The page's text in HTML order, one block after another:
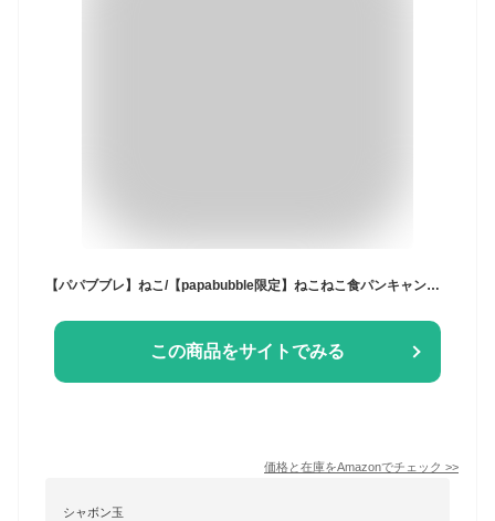
【パパブブレ】ねこ/【papabubble限定】ねこねこ食パンキャンディ缶
この商品をサイトでみる
価格と在庫をAmazonでチェック >>
シャボン玉